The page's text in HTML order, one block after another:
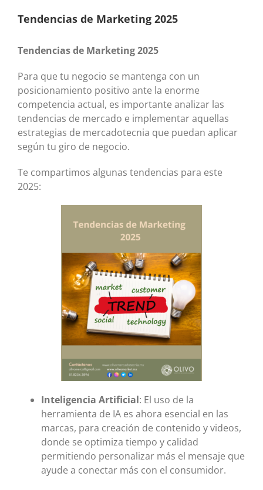
Tendencias de Marketing 2025
Tendencias de Marketing 2025
Para que tu negocio se mantenga con un
posicionamiento positivo ante la enorme
competencia actual, es importante analizar las
tendencias de mercado e implementar aquellas
estrategias de mercadotecnia que puedan aplicar
según tu giro de negocio.
Te compartimos algunas tendencias para este
2025:
Inteligencia Artificial: El uso de la
herramienta de IA es ahora esencial en las
marcas, para creación de contenido y videos,
donde se optimiza tiempo y calidad
permitiendo personalizar más el mensaje que
ayude a conectar más con el consumidor.